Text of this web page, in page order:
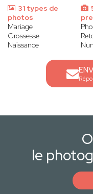
31 types de
photos
Mariage
Grossesse
Naissance
le